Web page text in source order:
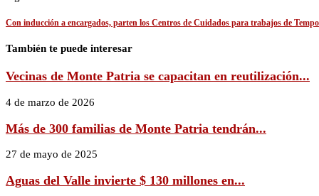
Con inducción a encargados, parten los Centros de Cuidados para trabajos de
También te puede interesar
Vecinas de Monte Patria se capacitan en reutilización...
4 de marzo de 2026
Más de 300 familias de Monte Patria tendrán...
27 de mayo de 2025
Aguas del Valle invierte $ 130 millones en...